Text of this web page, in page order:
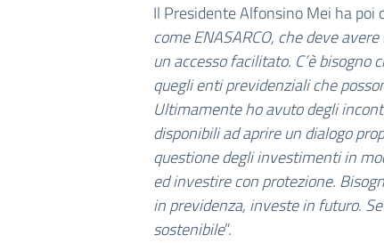
Il Presidente Alfonsino Mei ha poi
come ENASARCO, che deve
un accesso facilitato. C’è
quegli enti previdenziali che
Ultimamente ho avuto degli
disponibili ad aprire un dialogo
questione degli investimenti in
ed investire con protezione.
in previdenza, investe in futuro.
sostenibile”.